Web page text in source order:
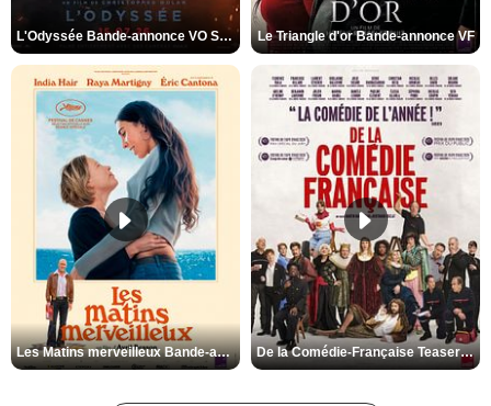
L'Odyssée Bande-annonce VO STFR Le Triangle d'or Bande-annonce VF
Les Matins merveilleux Bande-annonce VF De la Comédie-Française Teaser VF